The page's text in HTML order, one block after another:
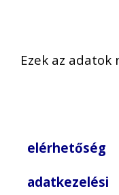
Ezek az adatok
elérhetőség